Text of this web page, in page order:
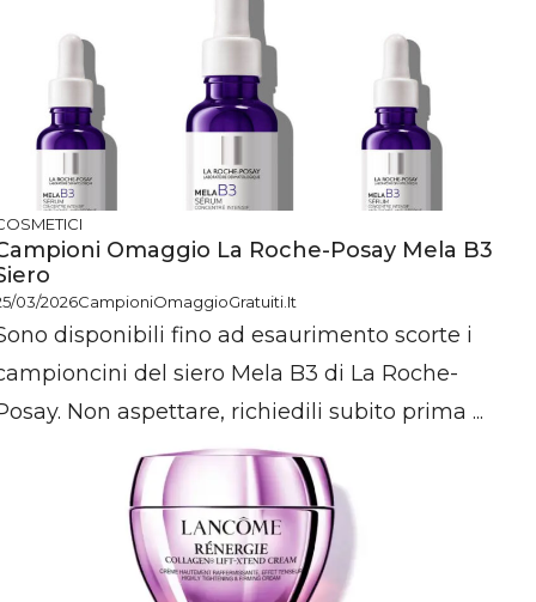
Omaggio La Roche-Posay Mela B3
03/2026CampioniOmaggioGratuiti.it
disponibili fino ad esaurimento scorte i
del siero Mela B3 di La Roche-
Non aspettare, richiedili subito prima ...